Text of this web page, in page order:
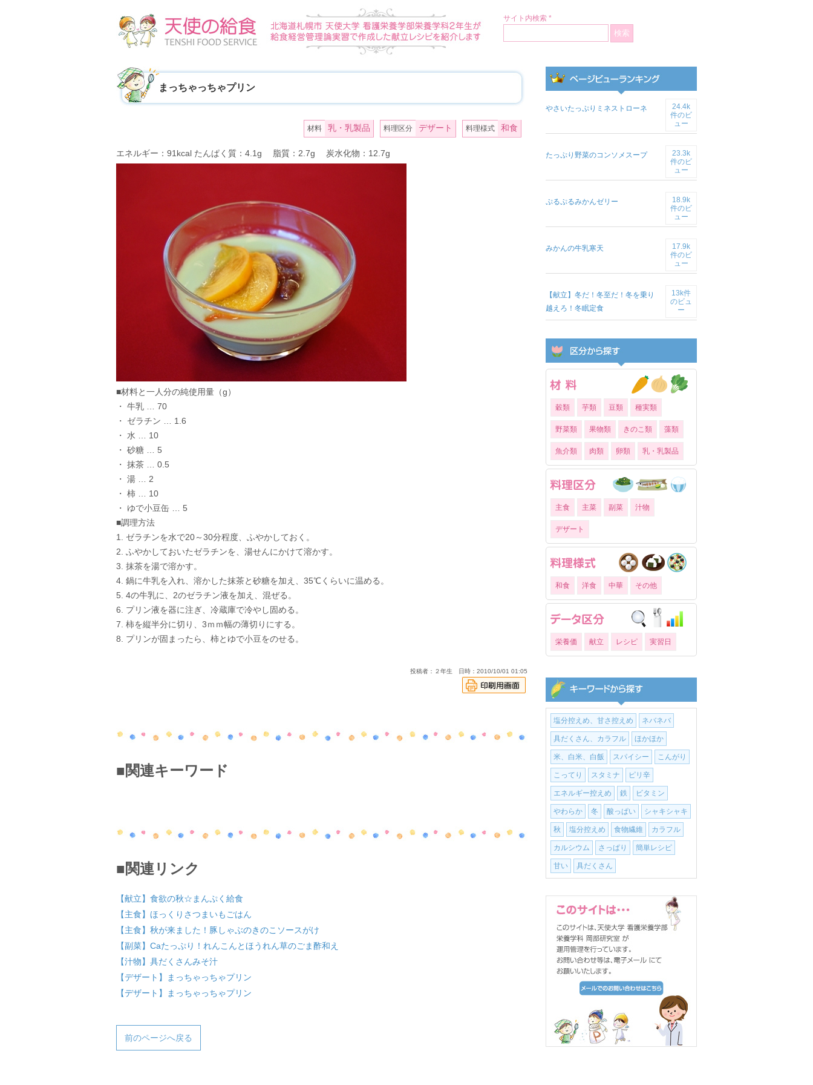
サイト内検索 *
まっちゃっちゃプリン
材料 乳・乳製品 料理区分 デザート 料理様式 和食
エネルギー：91kcal たんぱく質：4.1g 脂質：2.7g 炭水化物：12.7g
■材料と一人分の純使用量（g）
・ 牛乳 … 70
・ ゼラチン … 1.6
・ 水 … 10
・ 砂糖 … 5
・ 抹茶 … 0.5
・ 湯 … 2
・ 柿 … 10
・ ゆで小豆缶 … 5
■調理方法
1. ゼラチンを水で20～30分程度、ふやかしておく。
2. ふやかしておいたゼラチンを、湯せんにかけて溶かす。
3. 抹茶を湯で溶かす。
4. 鍋に牛乳を入れ、溶かした抹茶と砂糖を加え、35℃くらいに温める。
5. 4の牛乳に、2のゼラチン液を加え、混ぜる。
6. プリン液を器に注ぎ、冷蔵庫で冷やし固める。
7. 柿を縦半分に切り、3ｍｍ幅の薄切りにする。
8. プリンが固まったら、柿とゆで小豆をのせる。
投稿者：２年生 日時：2010/10/01 01:05
■関連キーワード
■関連リンク
【献立】食欲の秋☆まんぷく給食
【主食】ほっくりさつまいもごはん
【主食】秋が来ました！豚しゃぶのきのこソースがけ
【副菜】Caたっぷり！れんこんとほうれん草のごま酢和え
【汁物】具だくさんみそ汁
【デザート】まっちゃっちゃプリン
【デザート】まっちゃっちゃプリン
前のページへ戻る
やさいたっぷりミネストローネ
24.4k
件のビ
ュー
たっぷり野菜のコンソメスープ
23.3k
件のビ
ュー
ぷるぷるみかんゼリー
18.9k
件のビ
ュー
みかんの牛乳寒天
17.9k
件のビ
ュー
【献立】冬だ！冬至だ！冬を乗り
越えろ！冬眠定食
13k件
のビュ
ー
穀類 芋類 豆類 種実類
野菜類 果物類 きのこ類 藻類
魚介類 肉類 卵類 乳・乳製品
主食 主菜 副菜 汁物
デザート
和食 洋食 中華 その他
栄養価 献立 レシピ 実習日
塩分控えめ、甘さ控えめ ネバネバ
具だくさん、カラフル ほかほか
米、白米、白飯 スパイシー こんがり
こってり スタミナ ピリ辛
エネルギー控えめ 鉄 ビタミン
やわらか 冬 酸っぱい シャキシャキ
秋 塩分控えめ 食物繊維 カラフル
カルシウム さっぱり 簡単レシピ
甘い 具だくさん